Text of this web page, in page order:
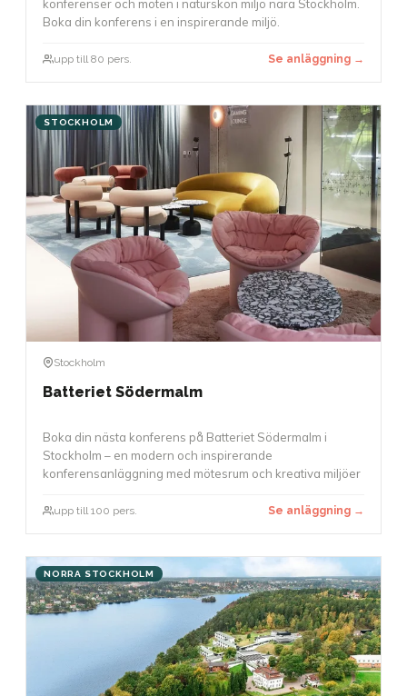
konferenser och möten i naturskön miljö nära Stockholm.
Boka din konferens i en inspirerande miljö.
upp till 80 pers. Se anläggning →
STOCKHOLM
Stockholm
Batteriet Södermalm
Boka din nästa konferens på Batteriet Södermalm i
Stockholm – en modern och inspirerande
konferensanläggning med mötesrum och kreativa miljöer
upp till 100 pers. Se anläggning →
NORRA STOCKHOLM